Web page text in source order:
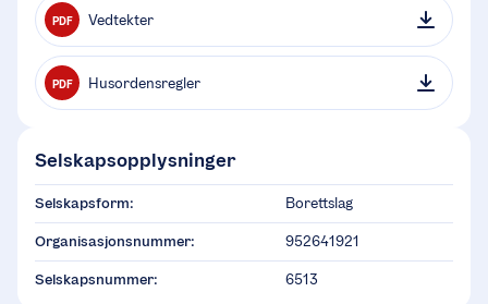
PDF Vedtekter
PDF Husordensregler
Selskapsopplysninger
Selskapsform: Borettslag
Organisasjonsnummer: 952641921
Selskapsnummer: 6513